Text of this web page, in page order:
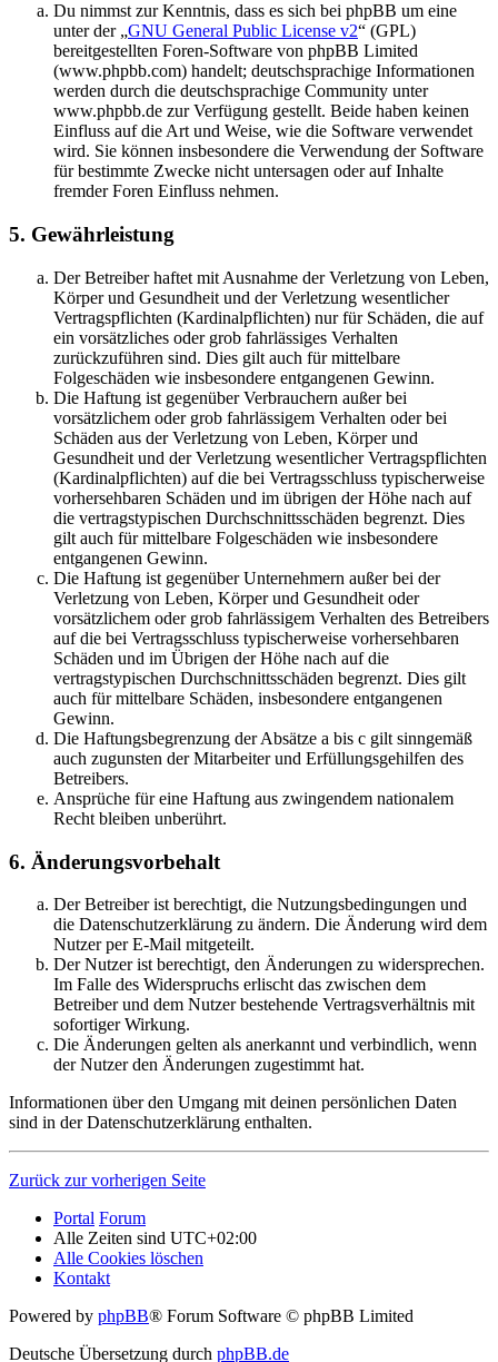
Du nimmst zur Kenntnis, dass es sich bei phpBB um eine
unter der „GNU General Public License v2“ (GPL)
bereitgestellten Foren-Software von phpBB Limited
(www.phpbb.com) handelt; deutschsprachige Informationen
werden durch die deutschsprachige Community unter
www.phpbb.de zur Verfügung gestellt. Beide haben keinen
Einfluss auf die Art und Weise, wie die Software verwendet
wird. Sie können insbesondere die Verwendung der Software
für bestimmte Zwecke nicht untersagen oder auf Inhalte
fremder Foren Einfluss nehmen.
5. Gewährleistung
Der Betreiber haftet mit Ausnahme der Verletzung von Leben,
Körper und Gesundheit und der Verletzung wesentlicher
Vertragspflichten (Kardinalpflichten) nur für Schäden, die auf
ein vorsätzliches oder grob fahrlässiges Verhalten
zurückzuführen sind. Dies gilt auch für mittelbare
Folgeschäden wie insbesondere entgangenen Gewinn.
Die Haftung ist gegenüber Verbrauchern außer bei
vorsätzlichem oder grob fahrlässigem Verhalten oder bei
Schäden aus der Verletzung von Leben, Körper und
Gesundheit und der Verletzung wesentlicher Vertragspflichten
(Kardinalpflichten) auf die bei Vertragsschluss typischerweise
vorhersehbaren Schäden und im übrigen der Höhe nach auf
die vertragstypischen Durchschnittsschäden begrenzt. Dies
gilt auch für mittelbare Folgeschäden wie insbesondere
entgangenen Gewinn.
Die Haftung ist gegenüber Unternehmern außer bei der
Verletzung von Leben, Körper und Gesundheit oder
vorsätzlichem oder grob fahrlässigem Verhalten des Betreibers
auf die bei Vertragsschluss typischerweise vorhersehbaren
Schäden und im Übrigen der Höhe nach auf die
vertragstypischen Durchschnittsschäden begrenzt. Dies gilt
auch für mittelbare Schäden, insbesondere entgangenen
Gewinn.
Die Haftungsbegrenzung der Absätze a bis c gilt sinngemäß
auch zugunsten der Mitarbeiter und Erfüllungsgehilfen des
Betreibers.
Ansprüche für eine Haftung aus zwingendem nationalem
Recht bleiben unberührt.
6. Änderungsvorbehalt
Der Betreiber ist berechtigt, die Nutzungsbedingungen und
die Datenschutzerklärung zu ändern. Die Änderung wird dem
Nutzer per E-Mail mitgeteilt.
Der Nutzer ist berechtigt, den Änderungen zu widersprechen.
Im Falle des Widerspruchs erlischt das zwischen dem
Betreiber und dem Nutzer bestehende Vertragsverhältnis mit
sofortiger Wirkung.
Die Änderungen gelten als anerkannt und verbindlich, wenn
der Nutzer den Änderungen zugestimmt hat.
Informationen über den Umgang mit deinen persönlichen Daten
sind in der Datenschutzerklärung enthalten.
Zurück zur vorherigen Seite
Portal Forum
Alle Zeiten sind UTC+02:00
Alle Cookies löschen
Kontakt
Powered by phpBB® Forum Software © phpBB Limited
Deutsche Übersetzung durch phpBB.de